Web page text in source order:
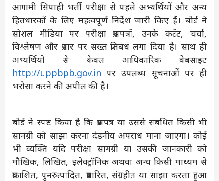
आगामी सिपाही भर्ती परीक्षा से पहले अभ्यर्थियों और अन्य
हितधारकों के लिए महत्वपूर्ण निर्देश जारी किए हैं। बोर्ड ने
सोशल मीडिया पर परीक्षा प्रश्नपत्रों, उनके कंटेंट, चर्चा,
विश्लेषण और प्रसार पर सख्त प्रतिबंध लगा दिया है। साथ ही
अभ्यर्थियों से केवल आधिकारिक वेबसाइट
http://uppbpb.gov.in पर उपलब्ध सूचनाओं पर ही
भरोसा करने की अपील की है।
बोर्ड ने स्पष्ट किया है कि प्रश्नपत्र या उससे संबंधित किसी भी
सामग्री को साझा करना दंडनीय अपराध माना जाएगा। कोई
भी व्यक्ति यदि परीक्षा सामग्री या उसकी जानकारी को
मौखिक, लिखित, इलेक्ट्रॉनिक अथवा अन्य किसी माध्यम से
प्रकाशित, पुनरुत्पादित, प्रसारित, संग्रहीत या साझा करता हुआ